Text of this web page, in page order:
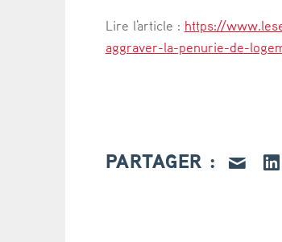
o
i
i
Lire l'article : https://
aggraver-la-penurie-de-
PARTAGER :